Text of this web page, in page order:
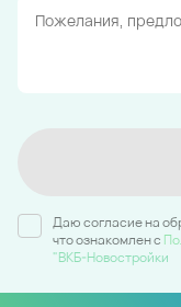
Даю согласие на
что ознакомлен c
"ВКБ-Новостройки